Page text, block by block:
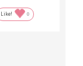
Like! 0